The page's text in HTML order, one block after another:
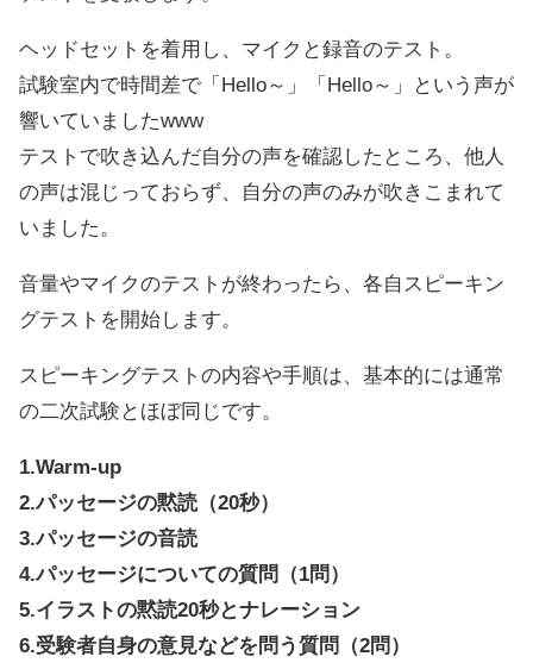
ヘッドセットを着用し、マイクと録音のテスト。
試験室内で時間差で「Hello～」「Hello～」という声が
響いていましたwww
テストで吹き込んだ自分の声を確認したところ、他人
の声は混じっておらず、自分の声のみが吹きこまれて
いました。
音量やマイクのテストが終わったら、各自スピーキン
グテストを開始します。
スピーキングテストの内容や手順は、基本的には通常
の二次試験とほぼ同じです。
1.Warm-up
2.パッセージの黙読（20秒）
3.パッセージの音読
4.パッセージについての質問（1問）
5.イラストの黙読20秒とナレーション
6.受験者自身の意見などを問う質問（2問）